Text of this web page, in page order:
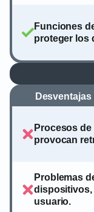
Funciones
proteger los
Procesos
provocan
Problemas
dispositivos,
usuario.